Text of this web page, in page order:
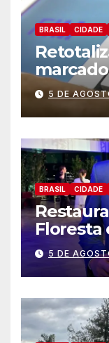
BRASIL CIDADE
agosto
5 DE
BRASIL CIDADE
Floresta
um dos
de Foz
5 DE